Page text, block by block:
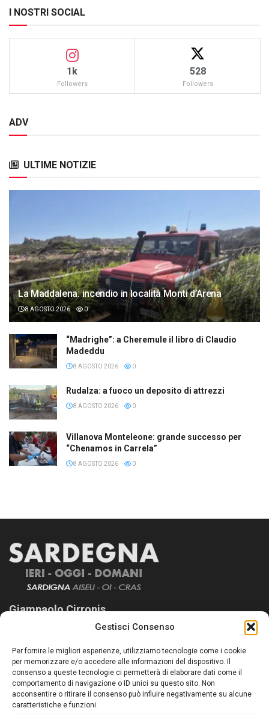
Gestisci Consenso
Per fornire le migliori esperienze, utilizziamo tecnologie come i cookie
per memorizzare e/o accedere alle informazioni del dispositivo. Il
consenso a queste tecnologie ci permetterà di elaborare dati come il
comportamento di navigazione o ID unici su questo sito. Non
acconsentire o ritirare il consenso può influire negativamente su alcune
caratteristiche e funzioni.
I NOSTRI SOCIAL
1k
Followers
528
Followers
ADV
ULTIME NOTIZIE
La Maddalena: incendio in località Monti d’Arena
8 AGOSTO 2026 0
“Madrighe”: a Cheremule il libro di Claudio
Madeddu
8 AGOSTO 2026 0
Rudalza: a fuoco un deposito di attrezzi
8 AGOSTO 2026 0
Villanova Monteleone: grande successo per
“Chenamos in Carrela”
8 AGOSTO 2026 0
Giampaolo Cirronis
Sardegna Ieri-Oggi-Domani nasce per informare “liberamente” i
lettori su quanto accade in Sardegna, con un occhio rivolto al
nostro passato e, soprattutto, al nostro futuro
Follow Us